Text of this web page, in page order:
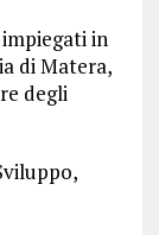
in
di Matera,
degli